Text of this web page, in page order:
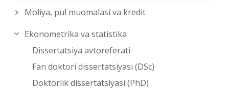
Moliya, pul muomalasi va kredit
Ekonometrika va statistika
Dissertatsiya avtoreferati
Fan doktori dissertatsiyasi (DSc)
Doktorlik dissertatsiyasi (PhD)